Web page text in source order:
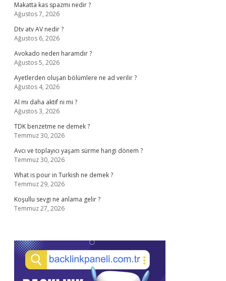
Makatta kas spazmı nedir ?
Ağustos 7, 2026
Dtv atv AV nedir ?
Ağustos 6, 2026
Avokado neden haramdır ?
Ağustos 5, 2026
Ayetlerden oluşan bölümlere ne ad verilir ?
Ağustos 4, 2026
Al mı daha aktif ni mi ?
Ağustos 3, 2026
TDK benzetme ne demek ?
Temmuz 30, 2026
Avcı ve toplayıcı yaşam sürme hangi dönem ?
Temmuz 30, 2026
What is pour in Turkish ne demek ?
Temmuz 29, 2026
Koşullu sevgi ne anlama gelir ?
Temmuz 27, 2026